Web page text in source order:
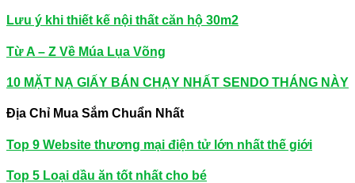
Lưu ý khi thiết kế nội thất căn hộ 30m2
Từ A – Z Về Múa Lụa Võng
10 MẶT NẠ GIẤY BÁN CHẠY NHẤT SENDO THÁNG NÀY
Địa Chỉ Mua Sắm Chuẩn Nhất
Top 9 Website thương mại điện tử lớn nhất thế giới
Top 5 Loại dầu ăn tốt nhất cho bé